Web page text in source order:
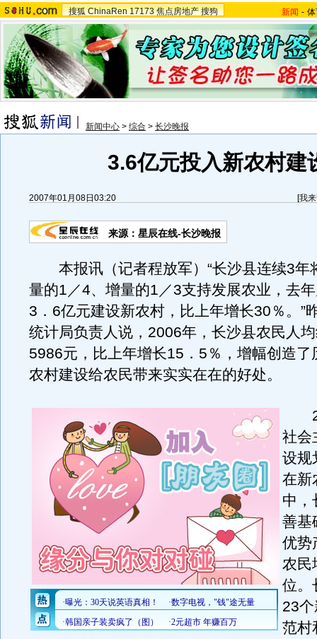
搜狐 ChinaRen 17173 焦点房地产 搜狗 新闻 -
新闻中心 > 综合 > 长沙晚报
3.6亿元投入新农村建
2007年01月08日03:20 [我
来源：星辰在线-长沙晚报
本报讯（记者程放军）“长沙县连续3年
量的1／4、增量的1／3支持发展农业，去
3．6亿元建设新农村，比上年增长30％。”
统计局负责人说，2006年，长沙县农民人
5986元，比上年增长15．5％，增幅创造了
农村建设给农民带来实实在在的好处。
社会
设规
在新
中，
善基
优势
农民
位。
23
范村